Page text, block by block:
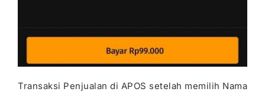
Transaksi Penjualan di APOS setelah memilih Nama